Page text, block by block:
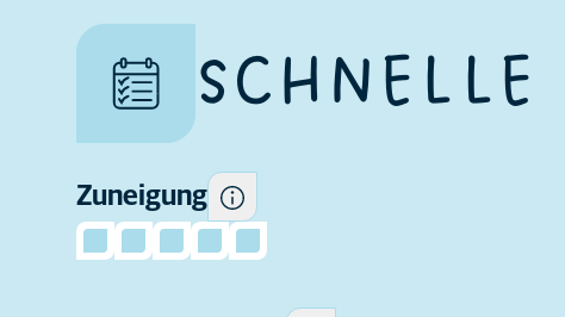
SCHNELLE
Zuneigung
erwarten können.Einige Katzen neigen dazu,
Kindern gegenüber
verspielter und geselliger zu
Kindern gegenüber toleranter
zu sein als andere.